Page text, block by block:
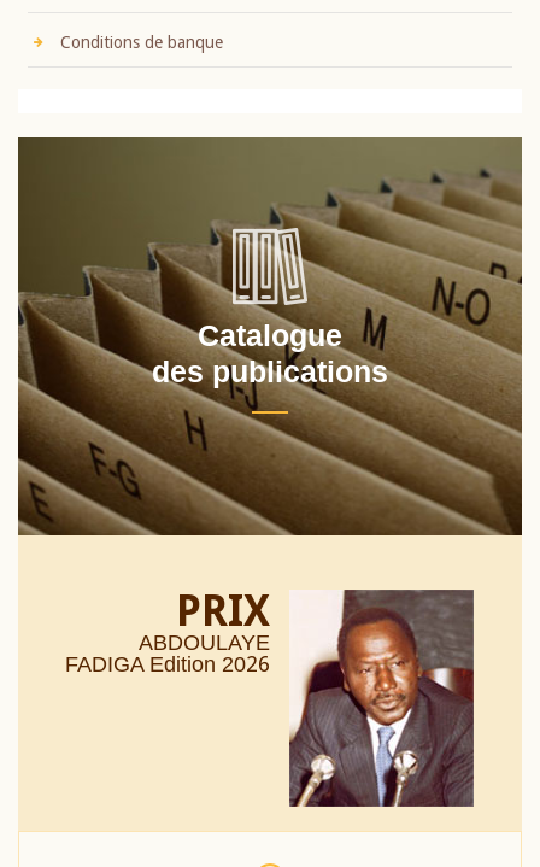
Conditions de banque
Catalogue
des publications
PRIX
ABDOULAYE
FADIGA Edition 2026